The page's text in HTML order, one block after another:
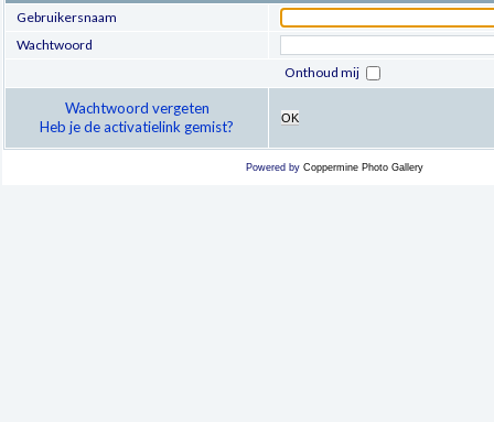
Gebruikersnaam
Wachtwoord
Onthoud mij
Wachtwoord vergeten
Heb je de activatielink gemist?
OK
Powered by Coppermine Photo Gallery